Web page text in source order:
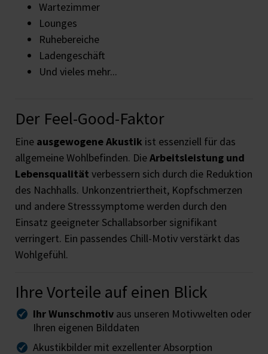
Wartezimmer
Lounges
Ruhebereiche
Ladengeschäft
Und vieles mehr...
Der Feel-Good-Faktor
Eine ausgewogene Akustik ist essenziell für das
allgemeine Wohlbefinden. DieArbeitsleistung und
Lebensqualität verbessern sich durch die Reduktion
des Nachhalls. Unkonzentriertheit, Kopfschmerzen
und andere Stresssymptome werden durch den
Einsatz geeigneter Schallabsorber signifikant
verringert. Ein passendes Chill-Motiv verstärkt das
Wohlgefühl.
Ihre Vorteile auf einen Blick
Ihr Wunschmotiv aus unseren Motivwelten oder
Ihren eigenen Bilddaten
Akustikbilder mit exzellenter Absorption